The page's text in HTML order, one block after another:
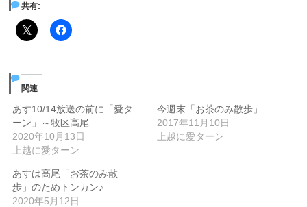
共有:
関連
あす10/14放送の前に「愛タ
ーン」～牧区高尾
2020年10月13日
上越に愛ターン
今週末「お茶のみ散歩」
2017年11月10日
上越に愛ターン
あすは高尾「お茶のみ散
歩」のためトンカン♪
2020年5月12日